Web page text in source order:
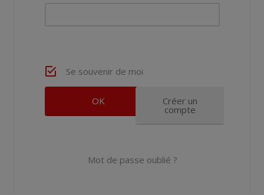
Se souvenir de moi
Créer un
compte
Mot de passe oublié ?